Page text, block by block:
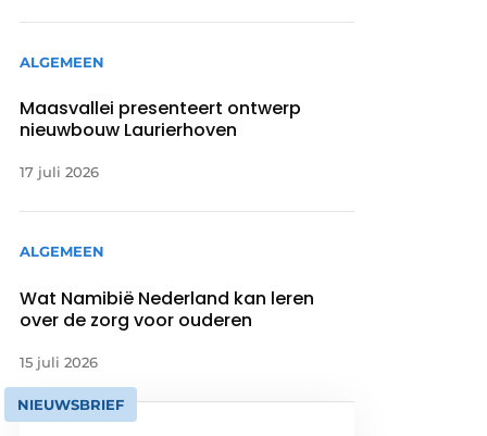
ALGEMEEN
Maasvallei presenteert ontwerp
nieuwbouw Laurierhoven
17 juli 2026
ALGEMEEN
Wat Namibië Nederland kan leren
over de zorg voor ouderen
15 juli 2026
NIEUWSBRIEF